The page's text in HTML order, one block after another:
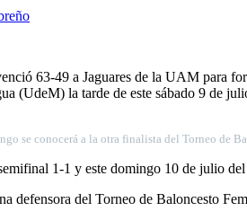
63-49 a Jaguares de la UAM para
(UdeM) la tarde de este sábado 9 de
se conocerá a la otra finalista del Torneo de
1-1 y este domingo 10 de julio
defensora del Torneo de Baloncesto